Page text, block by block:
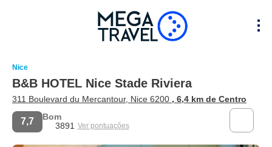
Nice
B&B HOTEL Nice Stade Riviera
311 Boulevard du Mercantour, Nice 6200 , 6,4 km de Centro
7,7
Bom
3891 Ver pontuações